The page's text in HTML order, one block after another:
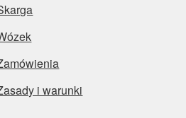
i warunki